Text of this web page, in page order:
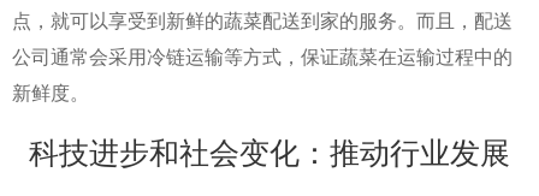
点，就可以享受到新鲜的蔬菜配送到家的服务。而且，配送
公司通常会采用冷链运输等方式，保证蔬菜在运输过程中的
新鲜度。
科技进步和社会变化：推动行业发展